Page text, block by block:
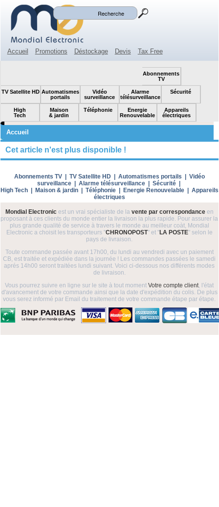
Mon compte
Accueil Promotions Déstockage Devis
Tax Free
Abonnements
TV
TV Satellite HD Automatismes
portails
Vidéo
surveillance
Alarme
télésurveillance
Sécurité
High
Tech
Maison
& jardin
Téléphonie
Energie
Renouvelable
Appareils
électriques
Accueil
Cet article n'est plus disponible !
Abonnements TV| TV Satellite HD| Automatismes portails
Vidéo
surveillance| Alarme télésurveillance| Sécurité|
High Tech| Maison & jardin| Téléphonie| Energie Renouvelable| Appareils
électriques
Mondial Electronicest un vrai spécialiste de la vente par correspondanceen
proposant à ces clients du monde entier la livraison la plus rapide. Pour assurer la
plus grande qualité de service à travers le monde au meilleur coàt, Mondial
Electronic a choisit les transporteurs "CHRONOPOST" et "LA POSTE" selon le
pays de livraison.
Toute commande passée avant 17h00, du lundi au vendredi avec un paiement
CB, est traitée et expédiée dans la journée ! Les commandes passées le samedi
aprés 14h00 seront traitées lundi suivant. Voici ci-dessous nos différents modes
de livraison.
Vous pourrez suivre en ligne sur le site à tout momentVotre compte client, l'état
d'avancement de votre commande ainsi que la date d'expédition du colis. De plus
vous serez informé par Email du traitement de votre commande étape par étape.